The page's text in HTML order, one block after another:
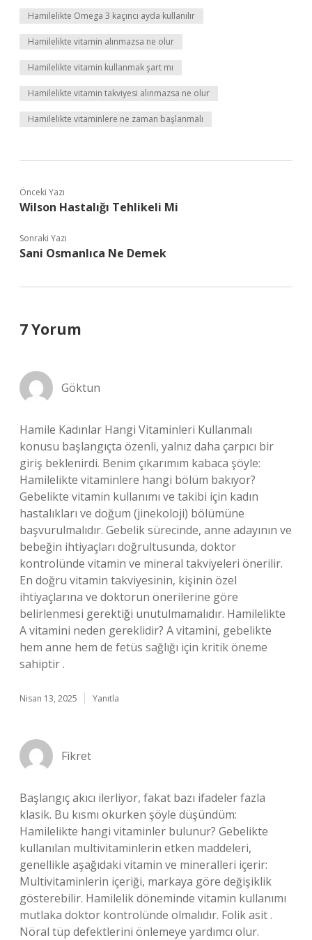
Hamilelikte Omega 3 kaçıncı ayda kullanılır
Hamilelikte vitamin alınmazsa ne olur
Hamilelikte vitamin kullanmak şart mı
Hamilelikte vitamin takviyesi alınmazsa ne olur
Hamilelikte vitaminlere ne zaman başlanmalı
Önceki Yazı
Wilson Hastalığı Tehlikeli Mi
Sonraki Yazı
Sani Osmanlıca Ne Demek
7 Yorum
Göktun
Hamile Kadınlar Hangi Vitaminleri Kullanmalı
konusu başlangıçta özenli, yalnız daha çarpıcı bir
giriş beklenirdi. Benim çıkarımım kabaca şöyle:
Hamilelikte vitaminlere hangi bölüm bakıyor?
Gebelikte vitamin kullanımı ve takibi için kadın
hastalıkları ve doğum (jinekoloji) bölümüne
başvurulmalıdır. Gebelik sürecinde, anne adayının ve
bebeğin ihtiyaçları doğrultusunda, doktor
kontrolünde vitamin ve mineral takviyeleri önerilir.
En doğru vitamin takviyesinin, kişinin özel
ihtiyaçlarına ve doktorun önerilerine göre
belirlenmesi gerektiği unutulmamalıdır. Hamilelikte
A vitamini neden gereklidir? A vitamini, gebelikte
hem anne hem de fetüs sağlığı için kritik öneme
sahiptir .
Nisan 13, 2025 Yanıtla
Fikret
Başlangıç akıcı ilerliyor, fakat bazı ifadeler fazla
klasik. Bu kısmı okurken şöyle düşündüm:
Hamilelikte hangi vitaminler bulunur? Gebelikte
kullanılan multivitaminlerin etken maddeleri,
genellikle aşağıdaki vitamin ve mineralleri içerir:
Multivitaminlerin içeriği, markaya göre değişiklik
gösterebilir. Hamilelik döneminde vitamin kullanımı
mutlaka doktor kontrolünde olmalıdır. Folik asit .
Nöral tüp defektlerini önlemeye yardımcı olur.